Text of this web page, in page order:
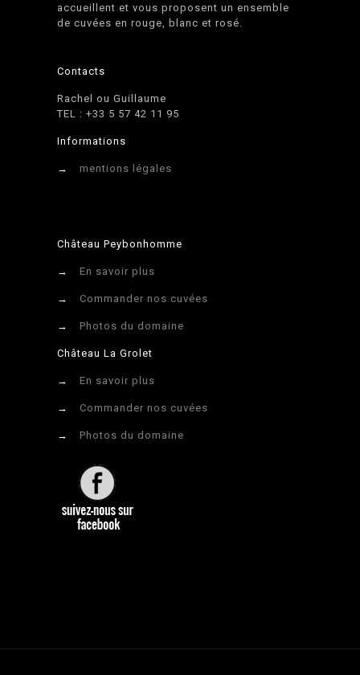
accueillent et vous proposent un ensemble
de cuvées en rouge, blanc et rosé.
Contacts
Rachel ou Guillaume
TEL : +33 5 57 42 11 95
Informations
→ mentions légales
Château Peybonhomme
→ En savoir plus
→ Commander nos cuvées
→ Photos du domaine
Château La Grolet
→ En savoir plus
→ Commander nos cuvées
→ Photos du domaine